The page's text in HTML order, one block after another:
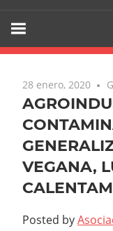
28 enero, 2020
VEGANA,
Posted by